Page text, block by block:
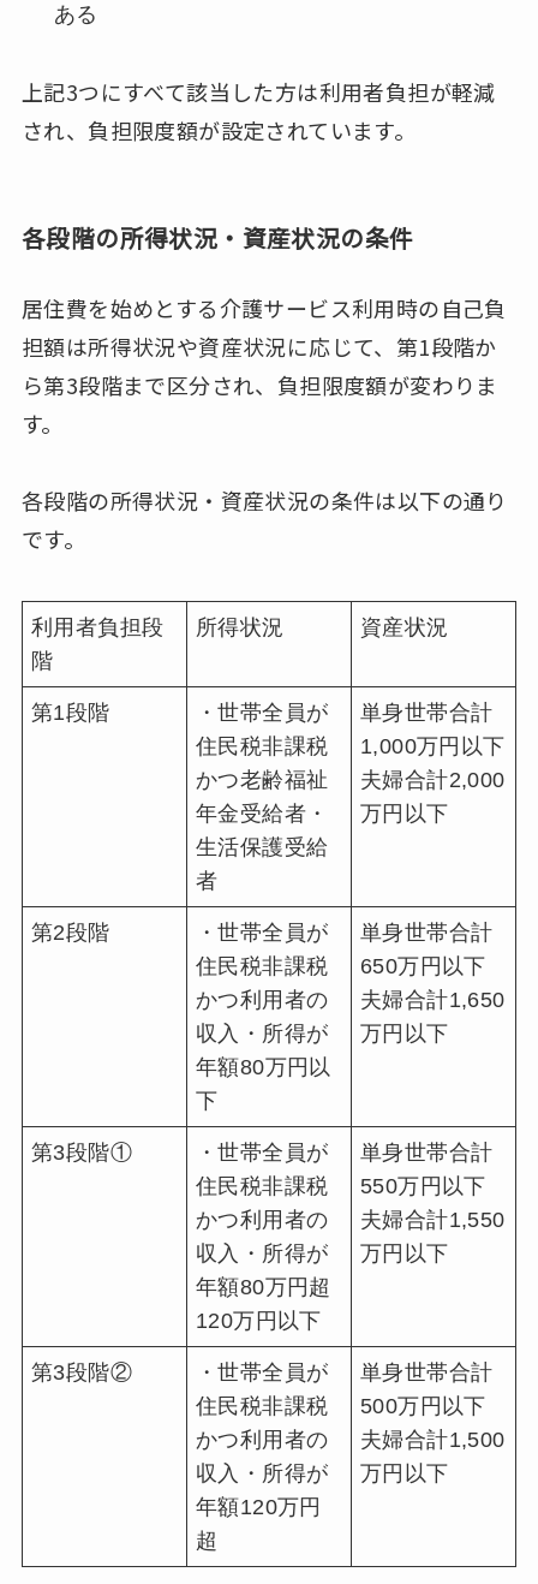
ある
上記3つにすべて該当した方は利用者負担が軽減
され、負担限度額が設定されています。
各段階の所得状況・資産状況の条件
居住費を始めとする介護サービス利用時の自己負
担額は所得状況や資産状況に応じて、第1段階か
ら第3段階まで区分され、負担限度額が変わりま
す。
各段階の所得状況・資産状況の条件は以下の通り
です。
利用者負担段
階
所得状況 資産状況
第1段階
・世帯全員が
住民税非課税
かつ老齢福祉
年金受給者・
生活保護受給
者
単身世帯合計
1,000万円以下
夫婦合計2,000
万円以下
第2段階
・世帯全員が
住民税非課税
かつ利用者の
収入・所得が
年額80万円以
下
単身世帯合計
650万円以下
夫婦合計1,650
万円以下
第3段階①
・世帯全員が
住民税非課税
かつ利用者の
収入・所得が
年額80万円超
120万円以下
単身世帯合計
550万円以下
夫婦合計1,550
万円以下
第3段階②
・世帯全員が
住民税非課税
かつ利用者の
収入・所得が
年額120万円
超
単身世帯合計
500万円以下
夫婦合計1,500
万円以下